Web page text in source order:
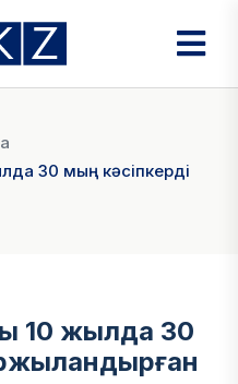
30 мың кәсіпкерді
10 жылда 30